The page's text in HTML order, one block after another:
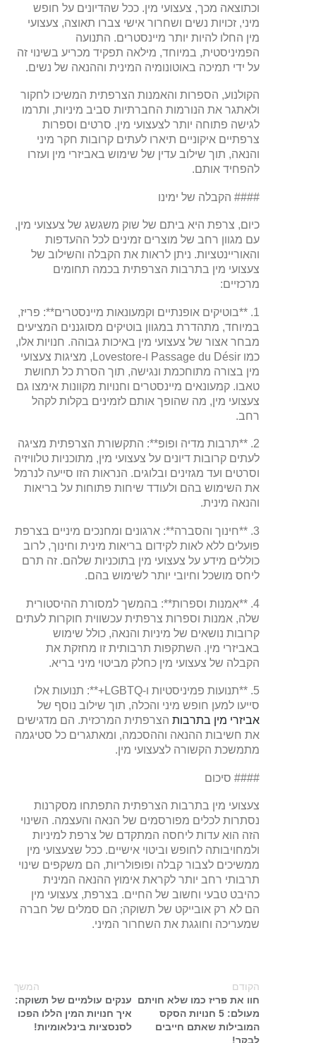
וכתוצאה מכך, צעצועי מין. ככל שהדיונים על חופש
מיני, זכויות נשים ושחרור אישי צברו תאוצה, צעצועי
מין החלו להיות יותר מיינסטרים. התנועה
הפמיניסטית, במיוחד, מילאה תפקיד מכריע בשינוי זה
על ידי תמיכה באוטונומיה המינית וההנאה של נשים.
הקולנוע, הספרות והאמנות הצרפתית המשיכו לחקור
ולאתגר את הנורמות החברתיות סביב מיניות, ותרמו
לגישה פתוחה יותר לצעצועי מין. סרטים וספרות
צרפתיים איקוניים תיארו לעתים קרובות חקר מיני
והנאה, תוך שילוב עדין של שימוש באביזרי מין ועזרו
להפחיד אותם.
#### הקבלה של ימינו
כיום, צרפת היא ביתם של שוק משגשג של צעצועי מין,
עם מגוון רחב של מוצרים זמינים לכל ההעדפות
והאוריינטציות. ניתן לראות את הקבלה והשילוב של
צעצועי מין בתרבות הצרפתית בכמה תחומים
מרכזיים:
1. **בוטיקים אופנתיים וקמעונאות מיינסטרים**: פריז,
במיוחד, מתהדרת במגוון בוטיקים מסוגננים המציעים
מבחר אצור של צעצועי מין באיכות גבוהה. חנויות אלו,
כמו Passage du Désir ו-Lovestore, מציגות צעצועי
מין בצורה מתוחכמת ונגישה, תוך הסרת כל תחושת
טאבו. קמעונאים מיינסטרים וחנויות מקוונות אימצו גם
צעצועי מין, מה שהופך אותם לזמינים בקלות לקהל
רחב.
2. **תרבות מדיה ופופ**: התקשורת הצרפתית מציגה
לעתים קרובות דיונים על צעצועי מין, מתוכניות טלוויזיה
וסרטים ועד מגזינים ובלוגים. הנראות הזו סייעה לנרמל
את השימוש בהם ולעודד שיחות פתוחות על בריאות
והנאה מינית.
3. **חינוך והסברה**: ארגונים ומחנכים מיניים בצרפת
פועלים ללא לאות לקידום בריאות מינית וחינוך, לרוב
כוללים מידע על צעצועי מין בתוכניות שלהם. זה תרם
ליחס מושכל וחיובי יותר לשימוש בהם.
4. **אמנות וספרות**: בהמשך למסורת ההיסטורית
שלה, אמנות וספרות צרפתית עכשווית חוקרות לעתים
קרובות נושאים של מיניות והנאה, כולל שימוש
באביזרי מין. השתקפות תרבותית זו מחזקת את
הקבלה של צעצועי מין כחלק מביטוי מיני בריא.
5. **תנועות פמיניסטיות ו-LGBTQ+**: תנועות אלו
סייעו למען חופש מיני והכלה, תוך שילוב נוסף של
אביזרי מין בתרבות הצרפתית המרכזית. הם מדגישים
את חשיבות ההנאה וההסכמה, ומאתגרים כל סטיגמה
מתמשכת הקשורה לצעצועי מין.
#### סיכום
צעצועי מין בתרבות הצרפתית התפתחו מסקרנות
נסתרות לכלים מפורסמים של הנאה והעצמה. השינוי
הזה הוא עדות ליחסה המתקדם של צרפת למיניות
ולמחויבותה לחופש וביטוי אישיים. ככל שצעצועי מין
ממשיכים לצבור קבלה ופופולריות, הם משקפים שינוי
תרבותי רחב יותר לקראת אימוץ ההנאה המינית
כהיבט טבעי וחשוב של החיים. בצרפת, צעצועי מין
הם לא רק אובייקט של תשוקה; הם סמלים של חברה
שמעריכה וחוגגת את השחרור המיני.
הקודם
חוו את פריז כמו שלא חויתם
מעולם: 5 חנויות הסקס
המובילות שאתם חייבים
לבקר!
המשך
ענקים עולמיים של תשוקה:
איך חנויות המין הללו הפכו
לסנסציות בינלאומיות!